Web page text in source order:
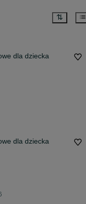
dla dziecka
dla dziecka